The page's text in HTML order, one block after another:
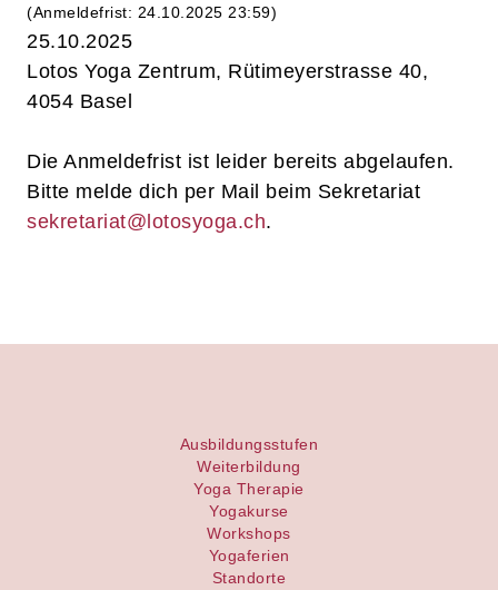
(Anmeldefrist: 24.10.2025 23:59)
25.10.2025
Lotos Yoga Zentrum, Rütimeyerstrasse 40,
4054 Basel
Die Anmeldefrist ist leider bereits abgelaufen.
Bitte melde dich per Mail beim Sekretariat
sekretariat@lotosyoga.ch.
Ausbildungsstufen
Weiterbildung
Yoga Therapie
Yogakurse
Workshops
Yogaferien
Standorte